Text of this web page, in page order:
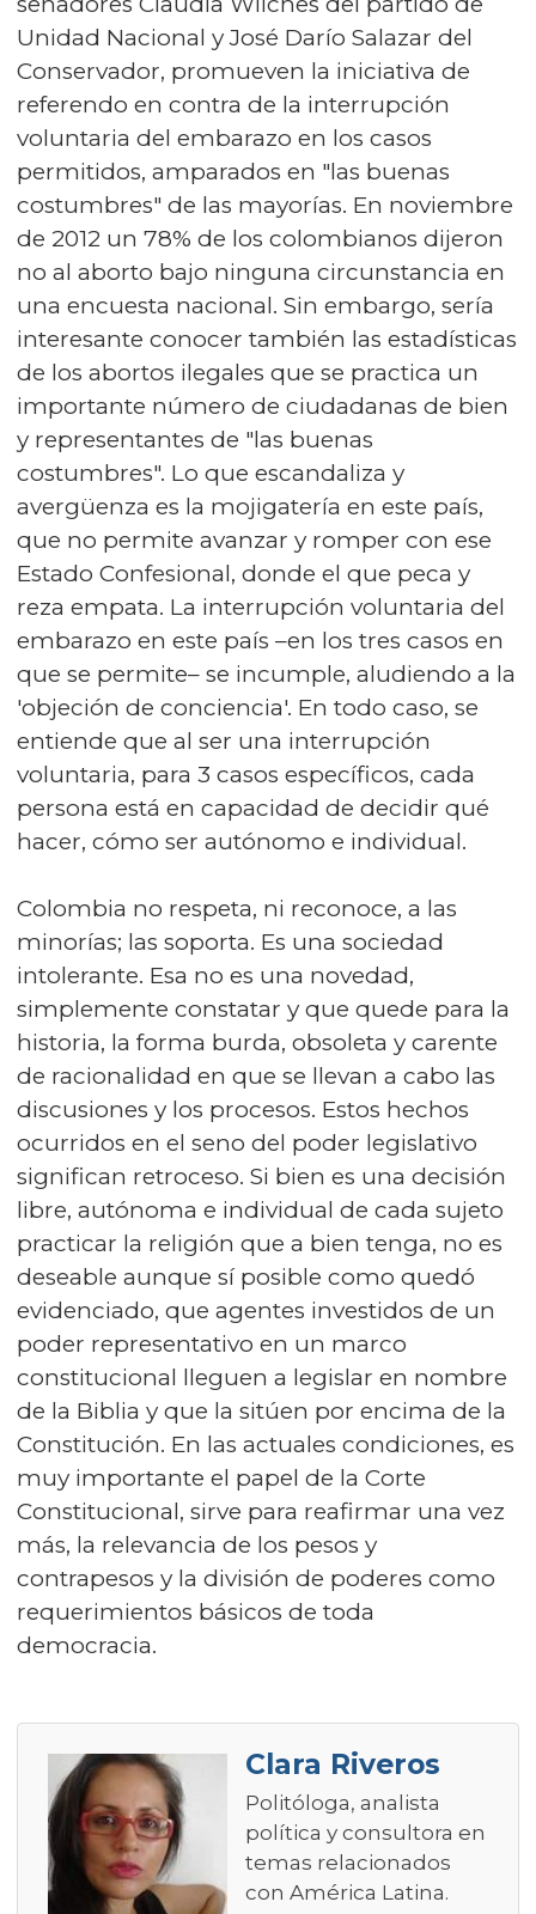
Unidad Nacional y José Darío Salazar del
Conservador, promueven la iniciativa de
referendo en contra de la interrupción
voluntaria del embarazo en los casos
permitidos, amparados en "las buenas
costumbres" de las mayorías. En noviembre
de 2012 un 78% de los colombianos dijeron
no al aborto bajo ninguna circunstancia en
una encuesta nacional. Sin embargo, sería
interesante conocer también las estadísticas
de los abortos ilegales que se practica un
importante número de ciudadanas de bien
y representantes de "las buenas
costumbres". Lo que escandaliza y
avergüenza es la mojigatería en este país,
que no permite avanzar y romper con ese
Estado Confesional, donde el que peca y
reza empata. La interrupción voluntaria del
embarazo en este país –en los tres casos en
que se permite– se incumple, aludiendo a la
'objeción de conciencia'. En todo caso, se
entiende que al ser una interrupción
voluntaria, para 3 casos específicos, cada
persona está en capacidad de decidir qué
hacer, cómo ser autónomo e individual.
Colombia no respeta, ni reconoce, a las
minorías; las soporta. Es una sociedad
intolerante. Esa no es una novedad,
simplemente constatar y que quede para la
historia, la forma burda, obsoleta y carente
de racionalidad en que se llevan a cabo las
discusiones y los procesos. Estos hechos
ocurridos en el seno del poder legislativo
significan retroceso. Si bien es una decisión
libre, autónoma e individual de cada sujeto
practicar la religión que a bien tenga, no es
deseable aunque sí posible como quedó
evidenciado, que agentes investidos de un
poder representativo en un marco
constitucional lleguen a legislar en nombre
de la Biblia y que la sitúen por encima de la
Constitución. En las actuales condiciones, es
muy importante el papel de la Corte
Constitucional, sirve para reafirmar una vez
más, la relevancia de los pesos y
contrapesos y la división de poderes como
requerimientos básicos de toda
democracia.
Clara Riveros
Politóloga, analista
política y consultora en
temas relacionados
con América Latina.